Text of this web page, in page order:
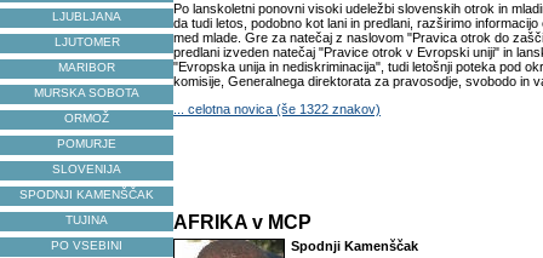
LJUBLJANA
LJUTOMER
MARIBOR
MURSKA SOBOTA
ORMOŽ
POMURJE
SLOVENIJA
SPODNJI KAMENŠČAK
TUJINA
PO VSEBINI
Po lanskoletni ponovni visoki udeležbi slovenskih otrok in
da tudi letos, podobno kot lani in predlani, razširimo
med mlade. Gre za natečaj z naslovom "Pravica otrok do
predlani izveden natečaj "Pravice otrok v Evropski uniji" in
"Evropska unija in nediskriminacija", tudi letošnji poteka pod
komisije, Generalnega direktorata za pravosodje, svobodo in
... celotna novica (še 1322 znakov)
AFRIKA v MCP
Spodnji Kamenščak